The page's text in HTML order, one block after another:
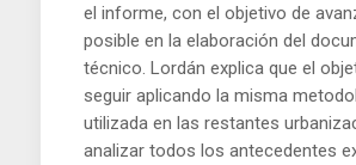
el informe, con el objetivo de
posible en la elaboración del
técnico. Lordán explica que el
seguir aplicando la misma
utilizada en las restantes
analizar todos los antecedentes